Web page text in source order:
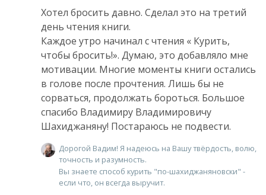
Хотел бросить давно. Сделал это на третий
день чтения книги.
Каждое утро начинал с чтения « Курить,
чтобы бросить!». Думаю, это добавляло мне
мотивации. Многие моменты книги остались
в голове после прочтения. Лишь бы не
сорваться, продолжать бороться. Большое
спасибо Владимиру Владимировичу
Шахиджаняну! Постараюсь не подвести.
Дорогой Вадим! Я надеюсь на Вашу твёрдость, волю,
точность и разумность.
Вы знаете способ курить "по-шахиджаняновски" -
если что, он всегда выручит.